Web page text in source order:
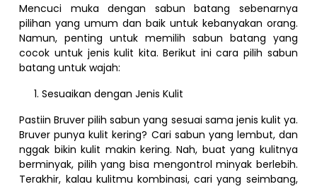
Mencuci muka dengan sabun batang sebenarnya
pilihan yang umum dan baik untuk kebanyakan orang.
Namun, penting untuk memilih sabun batang yang
cocok untuk jenis kulit kita. Berikut ini cara pilih sabun
batang untuk wajah:
Sesuaikan dengan Jenis Kulit
Pastiin Bruver pilih sabun yang sesuai sama jenis kulit ya.
Bruver punya kulit kering? Cari sabun yang lembut, dan
nggak bikin kulit makin kering. Nah, buat yang kulitnya
berminyak, pilih yang bisa mengontrol minyak berlebih.
Terakhir, kalau kulitmu kombinasi, cari yang seimbang,